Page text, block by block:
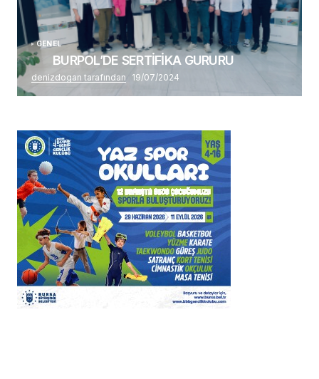
GENEL
BURPOL’DE SERTİFİKA GURURU
denizdogan tarafından 19/07/2024